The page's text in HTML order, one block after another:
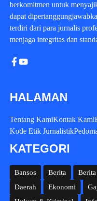
berkomitmen untuk
dapat
terdiri dari para jurnalis
menjaga integritas dan
HALAMAN
Tentang KamiKontak Kami
Kode Etik Jurnalistik
KATEGORI
Bansos Berita
Daerah
Ekonomi